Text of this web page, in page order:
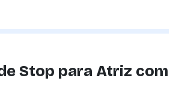
Stop para Atriz com